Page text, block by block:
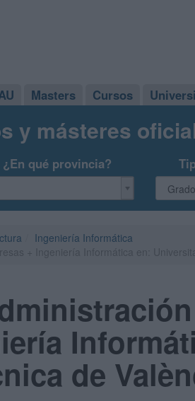
Masters Cursos
y másteres
¿En qué provincia?
Ingeniería Informática
de